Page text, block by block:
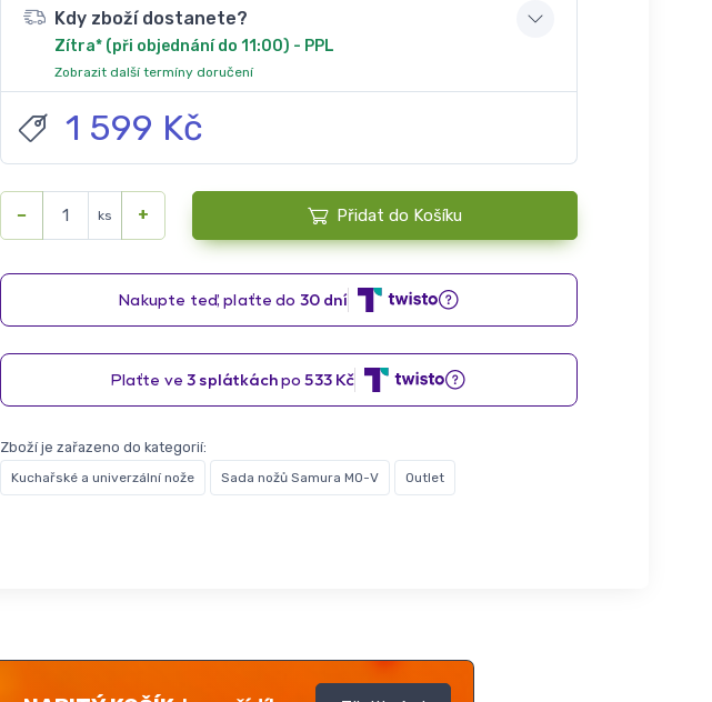
Kdy zboží dostanete?
Zítra* (při objednání do 11:00) - PPL
Zobrazit další termíny doručení
1 599 Kč
− ks + Přidat do Košíku
Zboží je zařazeno do kategorií:
Kuchařské a univerzální nože Sada nožů Samura MO-V Outlet